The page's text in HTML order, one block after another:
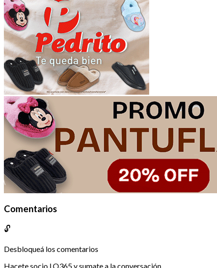
Comentarios
🔓
Desbloqueá los comentarios
Hacete socio LO365 y sumate a la conversación.